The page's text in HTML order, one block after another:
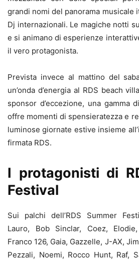
grandi nomi del panorama musicale
Dj internazionali. Le magiche notti
e si animano di esperienze
il vero protagonista.
Prevista invece al mattino del
un’onda d’energia al RDS beach
sponsor d’eccezione, una gamma
offre momenti di spensieratezza e
luminose giornate estive insieme
firmata RDS.
I protagonisti di
Festival
Sui palchi dell’RDS Summer
Lauro, Bob Sinclar, Coez,
Franco 126, Gaia, Gazzelle, J-AX,
Pezzali, Noemi, Rocco Hunt, Raf,